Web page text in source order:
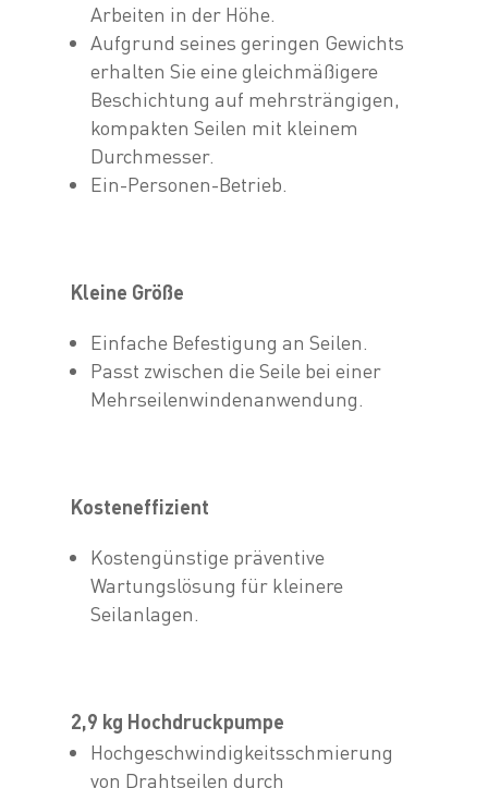
Arbeiten in der Höhe.
Aufgrund seines geringen Gewichts
erhalten Sie eine gleichmäßigere
Beschichtung auf mehrsträngigen,
kompakten Seilen mit kleinem
Durchmesser.
Ein-Personen-Betrieb.
Kleine Größe
Einfache Befestigung an Seilen.
Passt zwischen die Seile bei einer
Mehrseilenwindenanwendung.
Kosteneffizient
Kostengünstige präventive
Wartungslösung für kleinere
Seilanlagen.
2,9 kg Hochdruckpumpe
Hochgeschwindigkeitsschmierung
von Drahtseilen durch